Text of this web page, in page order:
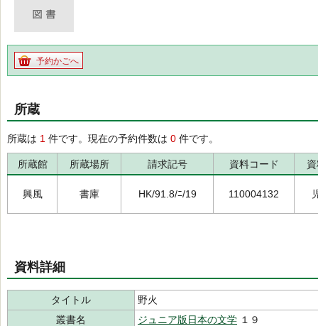
予約かごへ
所蔵
所蔵は 1 件です。現在の予約件数は 0 件です。
所蔵館 所蔵場所 請求記号 資料コード
興風 書庫 HK/91.8/ﾆ/19 110004132
資料詳細
タイトル
野火
叢書名
ジュニア版日本の文学 １９